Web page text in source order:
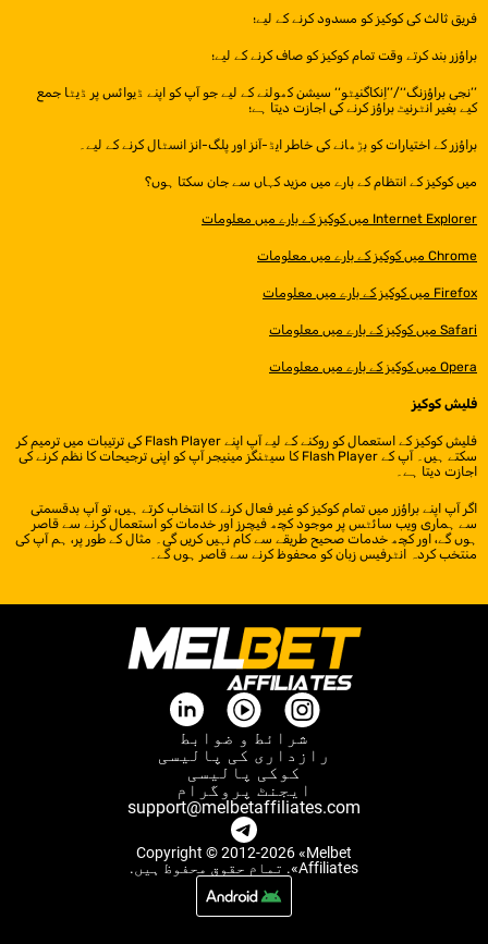
فریق ثالث کی کوکیز کو مسدود کرنے کے لیے؛
براؤزر بند کرتے وقت تمام کوکیز کو صاف کرنے کے لیے؛
’’نجی براؤزنگ‘‘/’’اِنکاگنیٹو‘‘ سیشن کھولنے کے لیے جو آپ کو اپنے ڈیوائس پر ڈیٹا جمع
کیے بغیر انٹرنیٹ براؤز کرنے کی اجازت دیتا ہے؛
براؤزر کے اختیارات کو بڑھانے کی خاطر ایڈ-آنز اور پلگ-انز انسٹال کرنے کے لیے۔
میں کوکیز کے انتظام کے بارے میں مزید کہاں سے جان سکتا ہوں؟
Internet Explorer میں کوکیز کے بارے میں معلومات
Chrome میں کوکیز کے بارے میں معلومات
Firefox میں کوکیز کے بارے میں معلومات
Safari میں کوکیز کے بارے میں معلومات
Opera میں کوکیز کے بارے میں معلومات
فلیش کوکیز
فلیش کوکیز کے استعمال کو روکنے کے لیے آپ اپنے Flash Player کی ترتیبات میں ترمیم کر
سکتے ہیں۔ آپ کے Flash Player کا سیٹنگز مینیجر آپ کو اپنی ترجیحات کا نظم کرنے کی
اجازت دیتا ہے۔
اگر آپ اپنے براؤزر میں تمام کوکیز کو غیر فعال کرنے کا انتخاب کرتے ہیں، تو آپ بدقسمتی
سے ہماری ویب سائٹس پر موجود کچھ فیچرز اور خدمات کو استعمال کرنے سے قاصر
ہوں گے، اور کچھ خدمات صحیح طریقے سے کام نہیں کریں گی۔ مثال کے طور پر، ہم آپ کی
منتخب کردہ انٹرفیس زبان کو محفوظ کرنے سے قاصر ہوں گے۔
شرائط و ضوابط
رازداری کی پالیسی
کوکی پالیسی
ایجنٹ پروگرام
support@melbetaffiliates.com
Copyright © 2012-2026«Melbet
Affiliates
». تمام حقوق محفوظ ہیں.